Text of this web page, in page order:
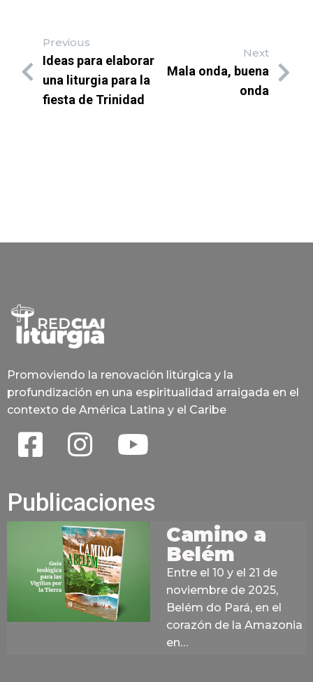
Previous
Ideas para elaborar
una liturgia para la
fiesta de Trinidad
Next
Mala onda, buena
onda
Promoviendo la renovación litúrgica y la
profundización en una espiritualidad arraigada en el
contexto de América Latina y el Caribe
Publicaciones
Camino a
Belém
Entre el 10 y el 21 de
noviembre de 2025,
Belém do Pará, en el
corazón de la Amazonia
en…